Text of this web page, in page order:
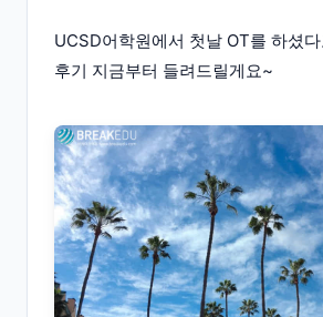
UCSD어학원에서 첫날 OT를 하셨
후기 지금부터 들려드릴게요~